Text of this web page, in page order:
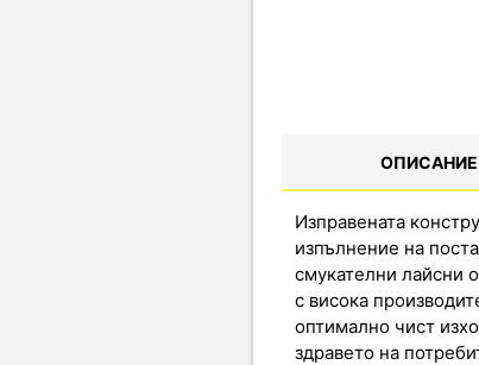
ОПИСАНИЕ
Изправената
изпълнение на
смукателни лайсни
с висока
оптимално чист
здравето на